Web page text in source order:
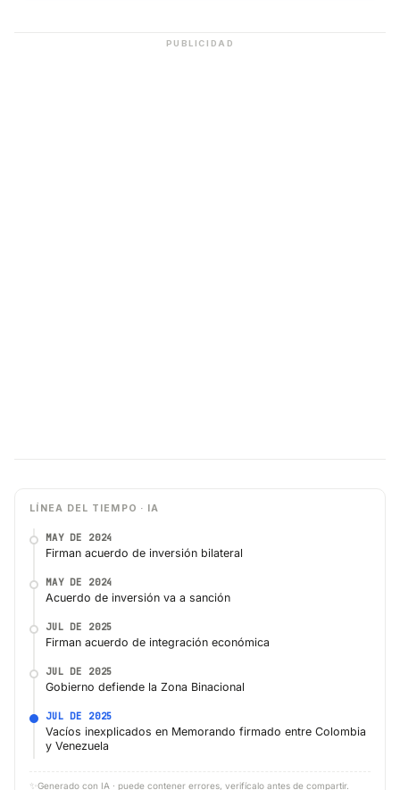
PUBLICIDAD
LÍNEA DEL TIEMPO · IA
MAY DE 2024
Firman acuerdo de inversión bilateral
MAY DE 2024
Acuerdo de inversión va a sanción
JUL DE 2025
Firman acuerdo de integración económica
JUL DE 2025
Gobierno defiende la Zona Binacional
JUL DE 2025
Vacíos inexplicados en Memorando firmado entre Colombia
y Venezuela
✨ Generado con IA · puede contener errores, verifícalo antes de compartir.